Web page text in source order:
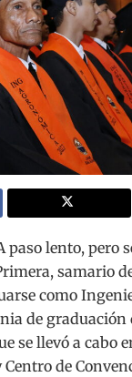
paso lento, pero
samario
como
de
se llevó a cabo
de